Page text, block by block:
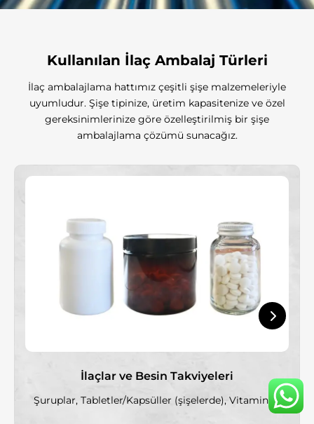
Kullanılan İlaç Ambalaj Türleri
İlaç ambalajlama hattımız çeşitli şişe malzemeleriyle
uyumludur. Şişe tipinize, üretim kapasitenize ve özel
gereksinimlerinize göre özelleştirilmiş bir şişe
ambalajlama çözümü sunacağız.
İlaçlar ve Besin Takviyeleri
Şuruplar, Tabletler/Kapsüller (şişelerde), Vitaminler